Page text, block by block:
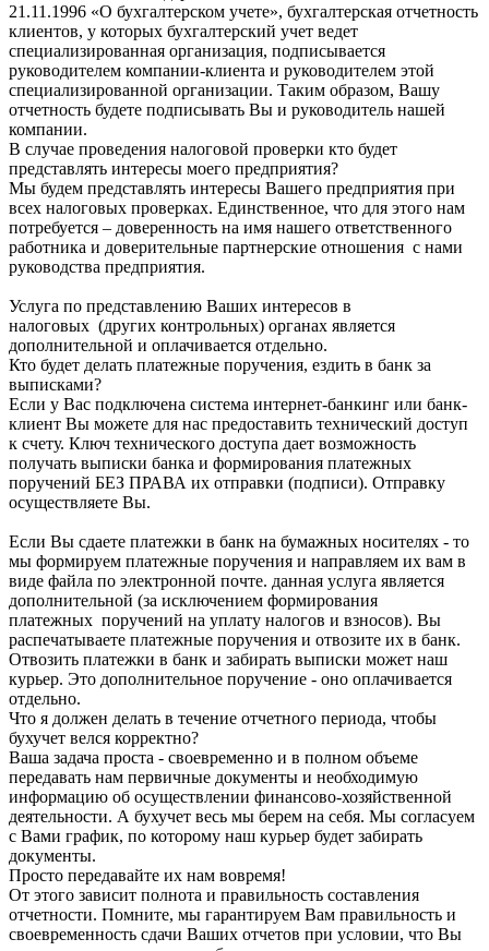
21.11.1996 «О бухгалтерском учете», бухгалтерская отчетность
клиентов, у которых бухгалтерский учет ведет
специализированная организация, подписывается
руководителем компании-клиента и руководителем этой
специализированной организации. Таким образом, Вашу
отчетность будете подписывать Вы и руководитель нашей
компании.
В случае проведения налоговой проверки кто будет
представлять интересы моего предприятия?
Мы будем представлять интересы Вашего предприятия при
всех налоговых проверках. Единственное, что для этого нам
потребуется – доверенность на имя нашего ответственного
работника и доверительные партнерские отношения с нами
руководства предприятия.
Услуга по представлению Ваших интересов в
налоговых (других контрольных) органах является
дополнительной и оплачивается отдельно.
Кто будет делать платежные поручения, ездить в банк за
выписками?
Если у Вас подключена система интернет-банкинг или банк-
клиент Вы можете для нас предоставить технический доступ
к счету. Ключ технического доступа дает возможность
получать выписки банка и формирования платежных
поручений БЕЗ ПРАВА их отправки (подписи). Отправку
осуществляете Вы.
Если Вы сдаете платежки в банк на бумажных носителях - то
мы формируем платежные поручения и направляем их вам в
виде файла по электронной почте. данная услуга является
дополнительной (за исключением формирования
платежных поручений на уплату налогов и взносов). Вы
распечатываете платежные поручения и отвозите их в банк.
Отвозить платежки в банк и забирать выписки может наш
курьер. Это дополнительное поручение - оно оплачивается
отдельно.
Что я должен делать в течение отчетного периода, чтобы
бухучет велся корректно?
Ваша задача проста - своевременно и в полном объеме
передавать нам первичные документы и необходимую
информацию об осуществлении финансово-хозяйственной
деятельности. А бухучет весь мы берем на себя. Мы согласуем
с Вами график, по которому наш курьер будет забирать
документы.
Просто передавайте их нам вовремя!
От этого зависит полнота и правильность составления
отчетности. Помните, мы гарантируем Вам правильность и
своевременность сдачи Ваших отчетов при условии, что Вы